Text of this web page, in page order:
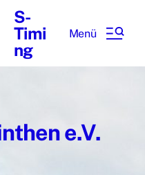
S-
Timi
ng
Menü
e.V.